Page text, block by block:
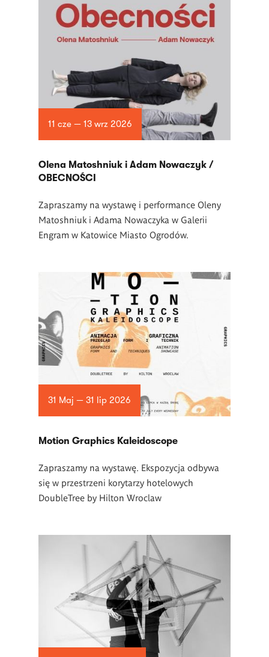
11 cze — 13 wrz 2026
Olena Matoshniuk i Adam Nowaczyk /
OBECNOŚCI
Zapraszamy na wystawę i performance Oleny
Matoshniuk i Adama Nowaczyka w Galerii
Engram w Katowice Miasto Ogrodów.
31 Maj — 31 lip 2026
Motion Graphics Kaleidoscope
Zapraszamy na wystawę. Ekspozycja odbywa
się w przestrzeni korytarzy hotelowych
DoubleTree by Hilton Wroclaw